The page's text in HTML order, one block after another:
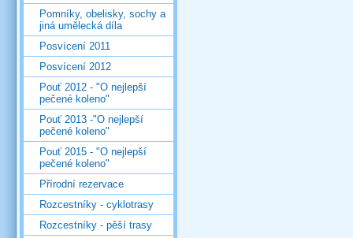
Pomníky, obelisky, sochy a
jiná umělecká díla
Posvícení 2011
Posvícení 2012
Pouť 2012 - "O nejlepší
pečené koleno"
Pouť 2013 -"O nejlepší
pečené koleno"
Pouť 2015 - "O nejlepší
pečené koleno"
Přírodní rezervace
Rozcestníky - cyklotrasy
Rozcestníky - pěší trasy